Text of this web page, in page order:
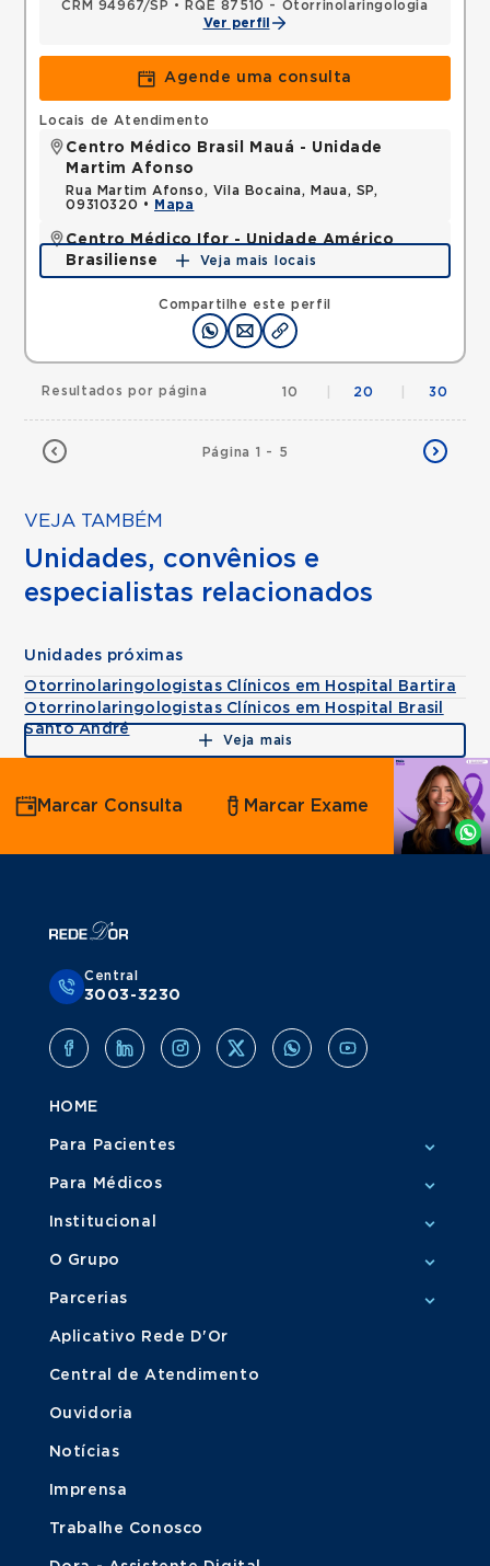
CRM 94967/SP •
RQE 87510 - Otorrinolaringologia
Ver perfil
Agende uma consulta
Compartilhe este perfil
Locais de Atendimento
Centro Médico Brasil Mauá - Unidade
Martim Afonso
Rua Martim Afonso, Vila Bocaina, Maua, SP,
09310320 •
Mapa
Centro Médico Ifor - Unidade Américo
Brasiliense
Rua Americo Brasiliense, Centro, Sao Bernardo do
Campo, SP, 09715021 •
Mapa
Veja mais locais
Página 1 - 5
Resultados por página 10 20 30
VEJA TAMBÉM
Unidades, convênios e
especialistas relacionados
Unidades próximas
Otorrinolaringologistas Clínicos em Hospital Bartira
Otorrinolaringologistas Clínicos em Hospital Brasil
Santo André
Veja mais
Agende
por
Whatsapp
Marcar Consulta Marcar Exame
Central
3003-3230
HOME
Para Pacientes
Para Médicos
Institucional
O Grupo
Parcerias
Aplicativo Rede D'Or
Central de Atendimento
Ouvidoria
Notícias
Imprensa
Trabalhe Conosco